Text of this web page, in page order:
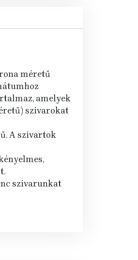
méretű
amelyek
szivarokat
A szivartok
szivarunkat